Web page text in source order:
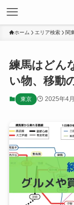
ホーム エリア検索 関
練馬はどん
い物、移動
東京 2025年4